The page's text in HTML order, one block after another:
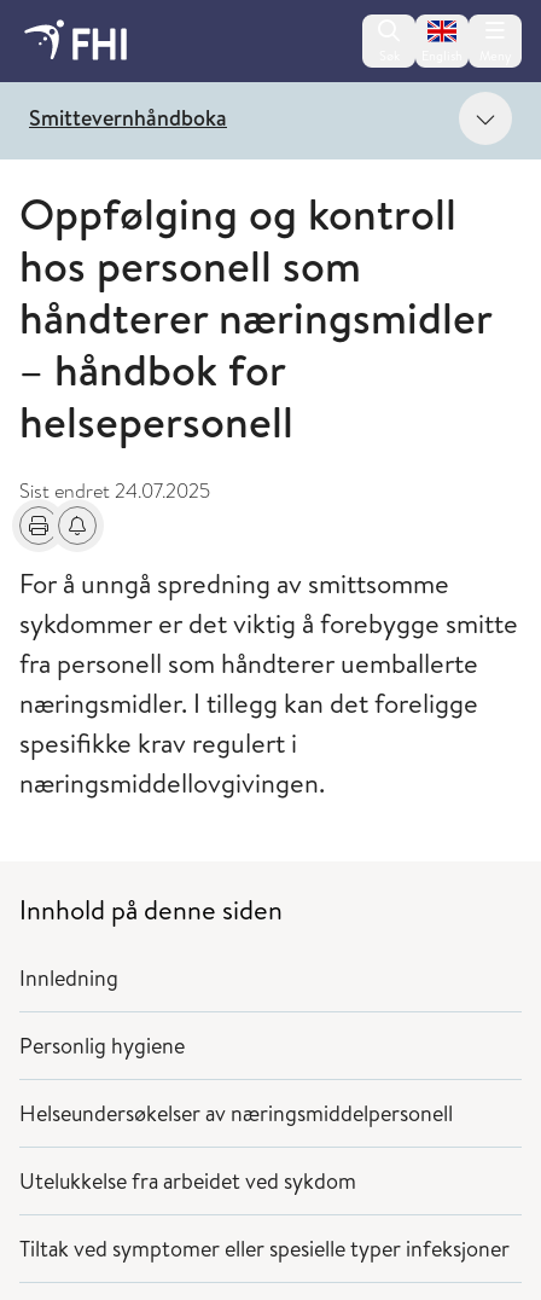
Change
Smittevernhåndboka Vis
Oppfølging og kontroll
hos personell som
håndterer næringsmidler
– håndbok for
helsepersonell
Sist endret24.07.2025
Skriv utFå varsel om endringer
For å unngå spredning av smittsomme
sykdommer er det viktig å forebygge smitte
fra personell som håndterer uemballerte
næringsmidler. I tillegg kan det foreligge
spesifikke krav regulert i
næringsmiddellovgivingen.
Innhold på denne siden
Innledning
Personlig hygiene
Helseundersøkelser av næringsmiddelpersonell
Utelukkelse fra arbeidet ved sykdom
Tiltak ved symptomer eller spesielle typer infeksjoner